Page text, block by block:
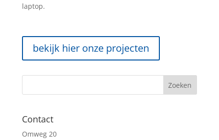
laptop.
bekijk hier onze projecten
Contact
Omweg 20